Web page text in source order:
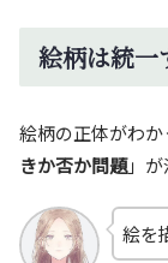
絵柄は統一
絵柄の正体がわ
きか否か問題」が
絵を